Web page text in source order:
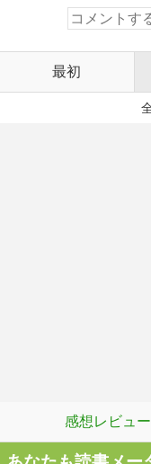
最初
感想レビュー